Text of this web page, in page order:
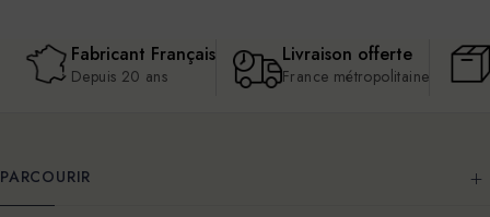
Fabricant Français
Depuis 20 ans
Livraison offerte
France métropolitaine
PARCOURIR